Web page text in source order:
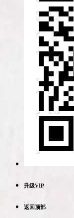
升级VIP
返回顶部